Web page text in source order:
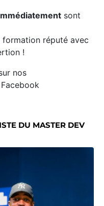
sont
formation réputé avec
!
nos
Facebook
DU MASTER DEV